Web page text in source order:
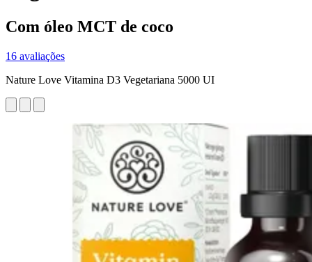
Com óleo MCT de coco
16 avaliações
Nature Love Vitamina D3 Vegetariana 5000 UI